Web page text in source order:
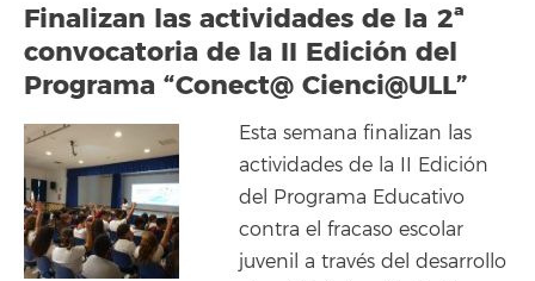
Finalizan las actividades de la 2ª
convocatoria de la II Edición del
Programa “Conect@ Cienci@ULL”
Esta semana finalizan las
actividades de la II Edición
del Programa Educativo
contra el fracaso escolar
juvenil a través del desarrollo